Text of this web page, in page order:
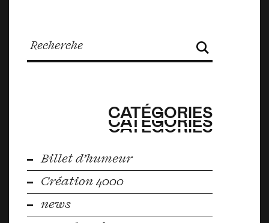
CATÉGORIES
CATÉGORIES
CATÉGORIES
Billet d’humeur
Création 4000
news